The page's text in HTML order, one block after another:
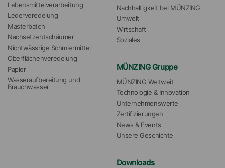
Lebensmittelverarbeitung
Lederveredelung
Masterbatch
Nachsetzentschäumer
Nichtwässrige Schmiermittel
Oberflächenveredelung
Papier
Wasseraufbereitung und
Brauchwasser
Nachhaltigkeit bei MÜNZING
Umwelt
Wirtschaft
Soziales
MÜNZING Gruppe
MÜNZING Weltweit
Technologie & Innovation
Unternehmenswerte
Zertifizierungen
News & Events
Unsere Geschichte
Downloads